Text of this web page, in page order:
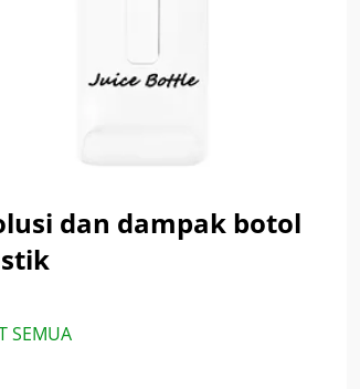
dan dampak botol
SEMUA